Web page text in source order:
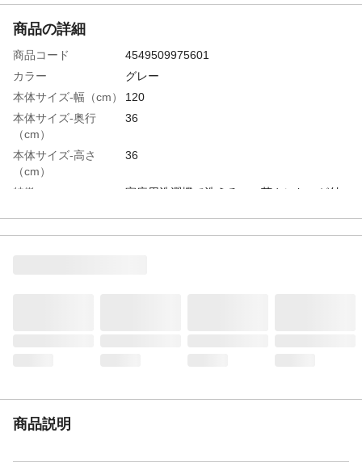
商品の詳細
商品コード
4549509975601
カラー
グレー
本体サイズ-幅（cm）
120
本体サイズ-奥行
（cm）
36
本体サイズ-高さ
（cm）
36
特徴
家庭用洗濯機で洗える。 菌やにおいが付
商品説明